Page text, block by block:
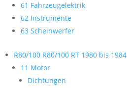
61 Fahrzeugelektrik
62 Instrumente
63 Scheinwerfer
R80/100 R80/100 RT 1980 bis 1984
11 Motor
Dichtungen